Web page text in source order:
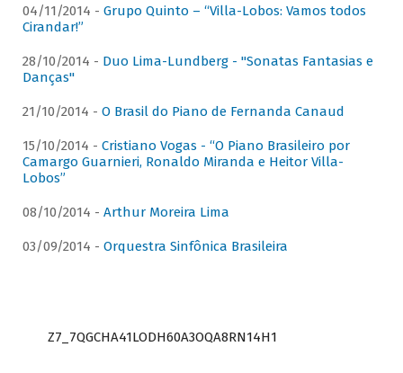
04/11/2014 - Grupo Quinto – “Villa-Lobos: Vamos todos
Cirandar!”
28/10/2014 - Duo Lima-Lundberg - "Sonatas Fantasias e
Danças"
21/10/2014 - O Brasil do Piano de Fernanda Canaud
15/10/2014 - Cristiano Vogas - “O Piano Brasileiro por
Camargo Guarnieri, Ronaldo Miranda e Heitor Villa-
Lobos”
08/10/2014 - Arthur Moreira Lima
03/09/2014 - Orquestra Sinfônica Brasileira
Z7_7QGCHA41LODH60A3OQA8RN14H1